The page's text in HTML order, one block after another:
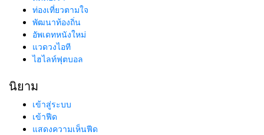
ท่องเที่ยวตามใจ
พัฒนาท้องถิ่น
อัพเดทหนังใหม่
แวดวงไอที
ไฮไลท์ฟุตบอล
นิยาม
เข้าสู่ระบบ
เข้าฟีด
แสดงความเห็นฟีด